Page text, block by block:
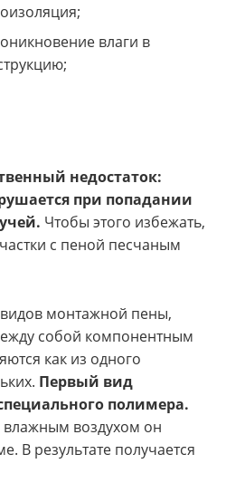
влаги в
недостаток:
при попадании
Чтобы этого избежать,
с пеной песчаным
видов монтажной пены,
собой компонентным
как из одного
Первый вид
полимера.
воздухом он
В результате получается